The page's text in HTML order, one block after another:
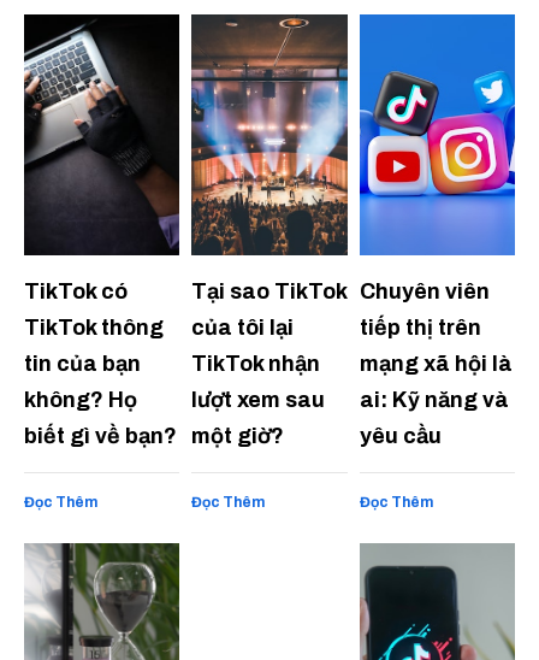
TikTok có
TikTok thông
tin của bạn
không? Họ
biết gì về bạn?
Đọc Thêm
Tại sao TikTok
của tôi lại
TikTok nhận
lượt xem sau
một giờ?
Đọc Thêm
Chuyên viên
tiếp thị trên
mạng xã hội là
ai: Kỹ năng và
yêu cầu
Đọc Thêm